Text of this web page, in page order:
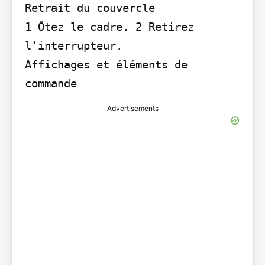
Retrait du couvercle
1 Ôtez le cadre. 2 Retirez
l'interrupteur.
Affichages et éléments de
commande
Advertisements